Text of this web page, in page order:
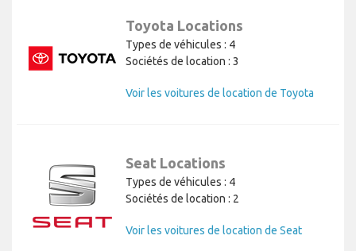
Toyota Locations
Types de véhicules : 4
Sociétés de location : 3
Voir les voitures de location de Toyota
Seat Locations
Types de véhicules : 4
Sociétés de location : 2
Voir les voitures de location de Seat